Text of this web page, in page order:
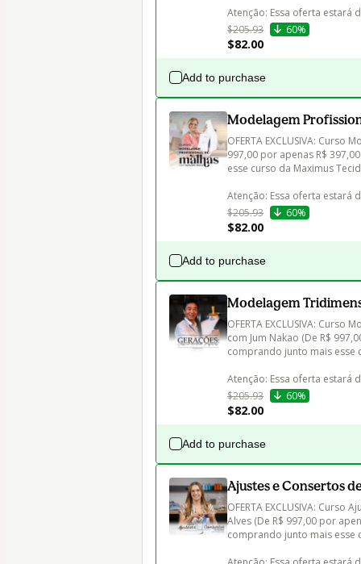
Atenção: Essa oferta estará
$205.93
60%
$82.00
Add to purchase
Modelagem
OFERTA EXCLUSIVA:
997,00 por apenas R$
esse curso da Maximus
Atenção: Essa oferta estará
$205.93
60%
$82.00
Add to purchase
Modelagem
OFERTA EXCLUSIVA:
com Jum Nakao (De R$
comprando junto mais esse
Atenção: Essa oferta estará
$205.93
60%
$82.00
Add to purchase
Ajustes e Consertos
OFERTA EXCLUSIVA:
Alves (De R$ 997,00 por
comprando junto mais esse